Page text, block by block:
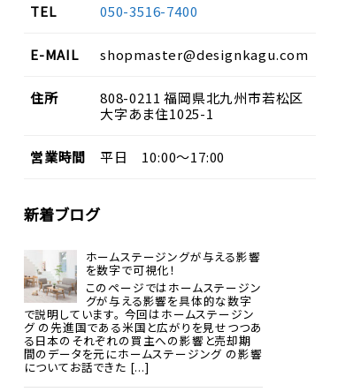
TEL 050-3516-7400
E-MAIL shopmaster@designkagu.com
住所 808-0211 福岡県北九州市若松区
大字あま住1025-1
営業時間 平日 10:00～17:00
新着ブログ
ホームステージングが与える影響
を数字で可視化！
このページではホームステージン
グが与える影響を具体的な数字
で説明しています。 今回はホームステージン
グ の先進国である米国と広がりを見せつつあ
る日本のそれぞれの買主への影響と売却期
間のデータを元にホームステージング の影響
についてお話できた [...]